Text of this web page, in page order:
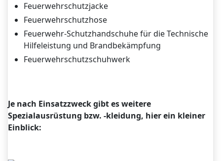
Feuerwehrschutzjacke
Feuerwehrschutzhose
Feuerwehr-Schutzhandschuhe für die Technische
Hilfeleistung und Brandbekämpfung
Feuerwehrschutzschuhwerk
Je nach Einsatzzweck gibt es weitere
Spezialausrüstung bzw. -kleidung, hier ein kleiner
Einblick: